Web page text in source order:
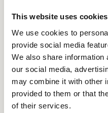
This website uses cookies
We use cookies to
provide social media
We also share information
our social media,
may combine it with other
provided to them or that
of their services.
Deveron polarquilt pour
efficacement contre le
indémodable que vous
Cette veste matelassée
matelassage à losanges
la taille pour une
en cordon velours,
couleur contrasté.